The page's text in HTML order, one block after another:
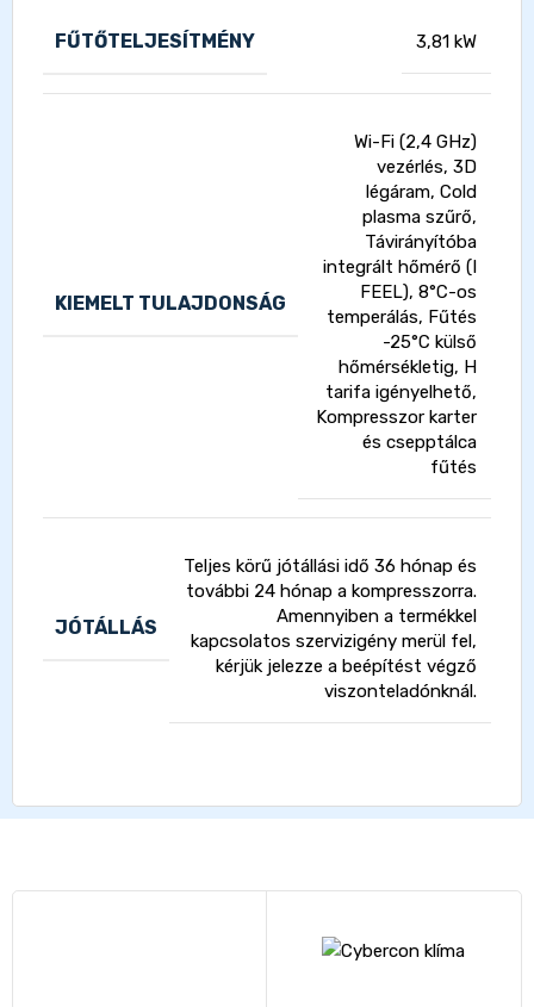
FŰTŐTELJESÍTMÉNY 3,81 kW
KIEMELT TULAJDONSÁG
Wi-Fi (2,4 GHz)
vezérlés, 3D
légáram, Cold
plasma szűrő,
Távirányítóba
integrált hőmérő (I
FEEL), 8°C-os
temperálás, Fűtés
-25°C külső
hőmérsékletig, H
tarifa igényelhető,
Kompresszor karter
és csepptálca
fűtés
JÓTÁLLÁS
Teljes körű jótállási idő 36 hónap és
további 24 hónap a kompresszorra.
Amennyiben a termékkel
kapcsolatos szervizigény merül fel,
kérjük jelezze a beépítést végző
viszonteladónknál.